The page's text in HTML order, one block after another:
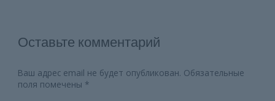
Оставьте комментарий
Ваш адрес email не будет опубликован. Обязательные
поля помечены *